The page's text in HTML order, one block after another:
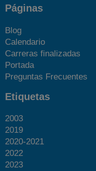
Páginas
Blog
Calendario
Carreras finalizadas
Portada
Preguntas Frecuentes
Etiquetas
2003
2019
2020-2021
2022
2023